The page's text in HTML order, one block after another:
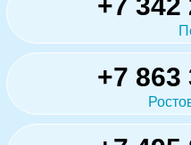
+7 863